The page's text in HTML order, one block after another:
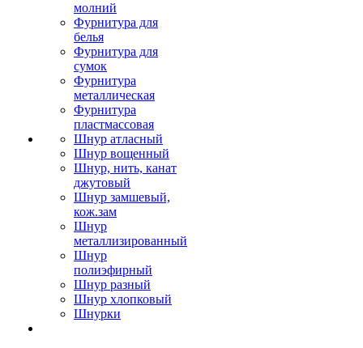
молний
Фурнитура для
белья
Фурнитура для
сумок
Фурнитура
металлическая
Фурнитура
пластмассовая
Шнур атласный
Шнур вощенный
Шнур, нить, канат
джутовый
Шнур замшевый,
кож.зам
Шнур
металлизированный
Шнур
полиэфирный
Шнур разный
Шнур хлопковый
Шнурки